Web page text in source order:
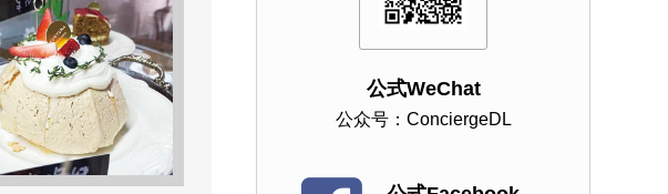
公式WeChat
公众号：ConciergeDL